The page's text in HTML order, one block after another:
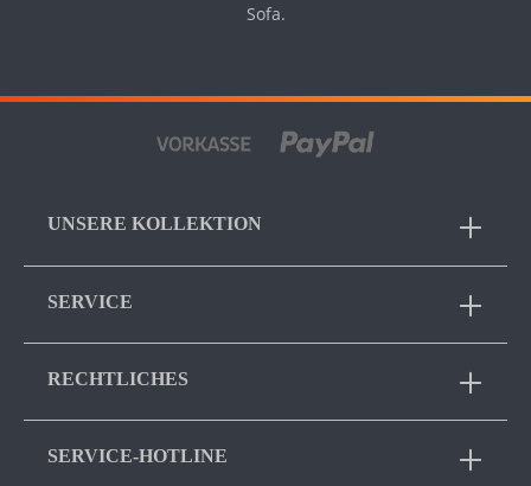
Sofa.
UNSERE KOLLEKTION
SERVICE
RECHTLICHES
SERVICE-HOTLINE